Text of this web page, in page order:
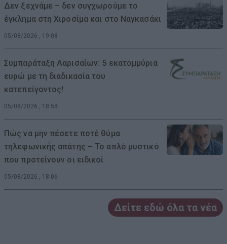
Δεν ξεχνάμε – δεν συγχωρούμε το
έγκλημα στη Χιροσίμα και στο Ναγκασάκι
05/08/2026 , 19:08
Συμπαράταξη Λαρισαίων: 5 εκατομμύρια
ευρώ με τη διαδικασία του
κατεπείγοντος!
05/08/2026 , 18:58
Πώς να μην πέσετε ποτέ θύμα
τηλεφωνικής απάτης – Το απλό μυστικό
που προτείνουν οι ειδικοί
05/08/2026 , 18:06
Δείτε εδώ όλα τα νέα